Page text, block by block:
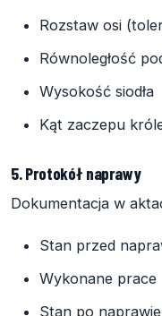
Rozstaw osi
Równoległość
Wysokość siodła
Kąt zaczepu
5. Protokół naprawy
Dokumentacja w
Stan przed
Wykonane prace
Stan po